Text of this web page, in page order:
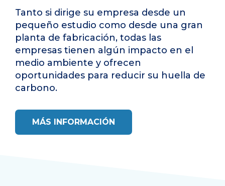
Tanto si dirige su empresa desde un
pequeño estudio como desde una gran
planta de fabricación, todas las
empresas tienen algún impacto en el
medio ambiente y ofrecen
oportunidades para reducir su huella de
carbono.
MÁS INFORMACIÓN